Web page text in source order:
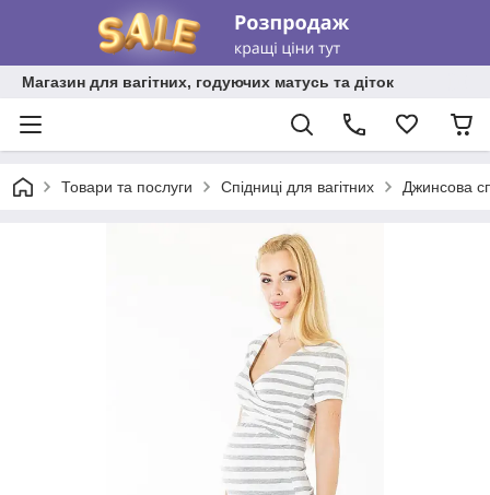
Магазин для вагітних, годуючих матусь та діток
Товари та послуги Спідниці для вагітних Джинсова